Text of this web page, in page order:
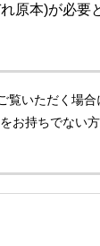
原本)が必要
覧いただく場
お持ちでない